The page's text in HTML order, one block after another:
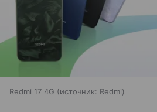
Redmi 17 4G источник: Redmi